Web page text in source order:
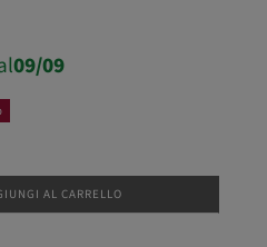
09/09
AL CARRELLO